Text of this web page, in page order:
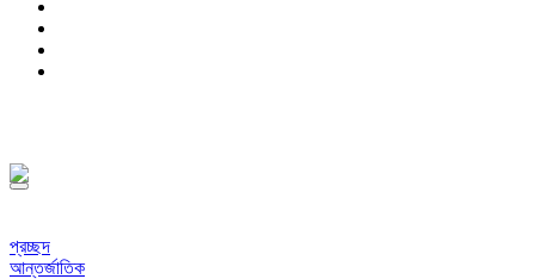
প্রচ্ছদ
আন্তর্জাতিক